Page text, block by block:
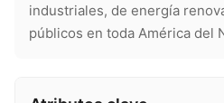
industriales, de energía
públicos en toda América del